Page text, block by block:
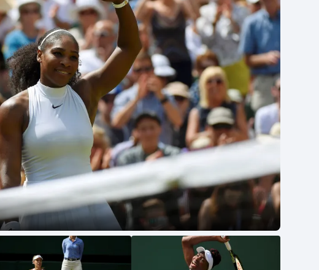
Moderní pětiboj
Motorsport
Olympijské hry
Parasport
Plavání
Plážový volejbal
Triatlon
Veslování
Vodní slalom
Volejbal
Ostatní